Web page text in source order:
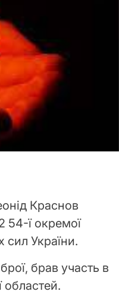
Краснов
54-ї окремої
сил України.
брав участь в
областей.